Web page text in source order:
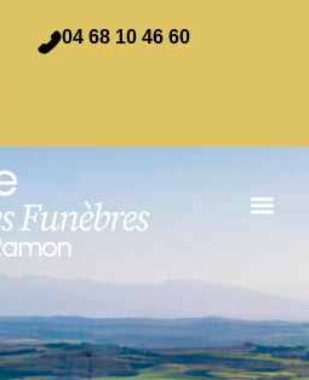
04 68 10 46 60